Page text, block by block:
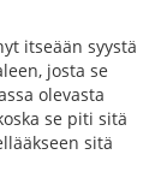
itseään syystä
josta se
olevasta
se piti sitä
sitä